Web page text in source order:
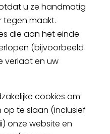
u ze handmatig
tegen maakt.
die aan het einde
(bijvoorbeeld
verlaat en uw
cookies om
op te slaan (inclusief
onze website en